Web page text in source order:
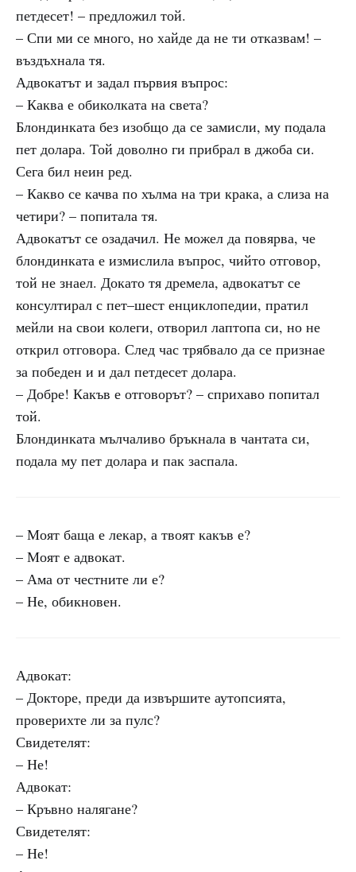
петдесет! – предложил той.
– Спи ми се много, но хайде да не ти отказвам! –
въздъхнала тя.
Адвокатът и задал първия въпрос:
– Каква е обиколката на света?
Блондинката без изобщо да се замисли, му подала
пет долара. Той доволно ги прибрал в джоба си.
Сега бил неин ред.
– Какво се качва по хълма на три крака, а слиза на
четири? – попитала тя.
Адвокатът се озадачил. Не можел да повярва, че
блондинката е измислила въпрос, чийто отговор,
той не знаел. Докато тя дремела, адвокатът се
консултирал с пет–шест енциклопедии, пратил
мейли на свои колеги, отворил лаптопа си, но не
открил отговора. След час трябвало да се признае
за победен и и дал петдесет долара.
– Добре! Какъв е отговорът? – сприхаво попитал
той.
Блондинката мълчаливо бръкнала в чантата си,
подала му пет долара и пак заспала.
– Моят баща е лекар, а твоят какъв е?
– Моят е адвокат.
– Ама от честните ли е?
– Не, обикновен.
Адвокат:
– Докторе, преди да извършите аутопсията,
проверихте ли за пулс?
Свидетелят:
– Не!
Адвокат:
– Кръвно налягане?
Свидетелят:
– Не!